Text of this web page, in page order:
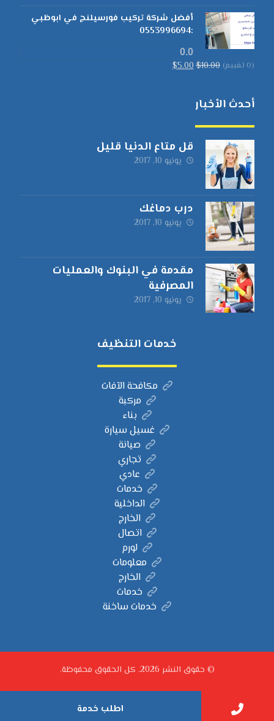
أفضل شركة تركيب فورسيلنج في ابوظبي
:0553996694
0.0
(0 تقييم) $10.00
$5.00
أحدث الأخبار
قل متاع الدنيا قليل
يونيو 10, 2017
درب دماغك
يونيو 10, 2017
مقدمة في البنوك والعمليات
المصرفية
يونيو 10, 2017
خدمات التنظيف
مكافحة الآفات
مركبة
بناء
غسيل سيارة
صيانة
تجاري
عادي
خدمات
الداخلية
الخارج
اتصال
لورم
معلومات
الخارج
خدمات
خدمات ساخنة
© حقوق النشر 2026. كل الحقوق محفوظة.
اطلب خدمة